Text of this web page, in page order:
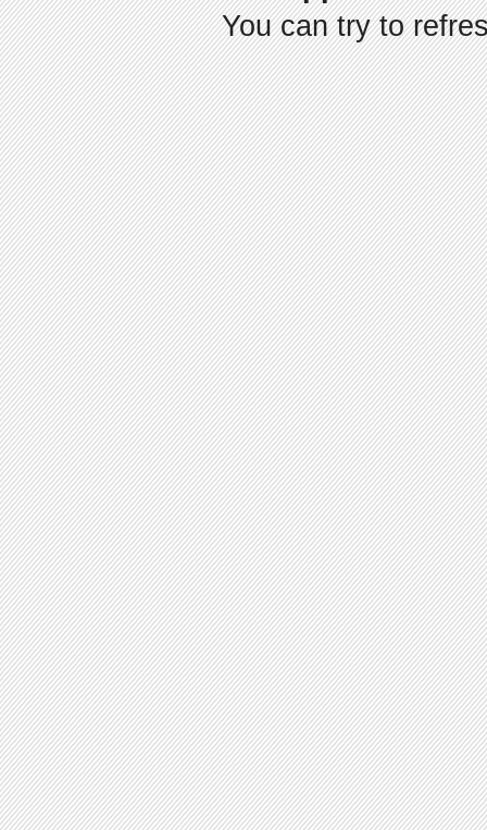
You can try to